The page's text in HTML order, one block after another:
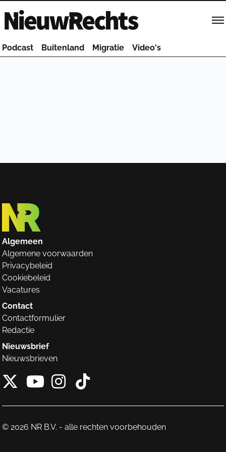
Homepage van NieuwRechts
Podcast Buitenland Migratie Video's
Algemeen
Algemene voorwaarden
Privacybeleid
Cookiebeleid
Vacatures
Contact
Contactformulier
Redactie
Nieuwsbrief
Nieuwsbrieven
X van NieuwRechts
Instagram van
Tiktok van
© 2026 NR B.V. - alle rechten voorbehouden